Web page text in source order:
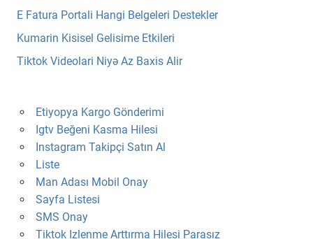
E Fatura Portali Hangi Belgeleri Destekler
Kumarin Kisisel Gelisime Etkileri
Tiktok Videolari Niyə Az Baxis Alir
Etiyopya Kargo Gönderimi
Igtv Beğeni Kasma Hilesi
Instagram Takipçi Satın Al
Liste
Man Adası Mobil Onay
Sayfa Listesi
SMS Onay
Tiktok Izlenme Arttırma Hilesi Parasız